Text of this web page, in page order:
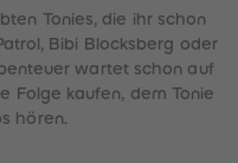
Tonies, die ihr schon
Bibi Blocksberg oder
wartet schon auf
Folge kaufen, dem Tonie
hören.